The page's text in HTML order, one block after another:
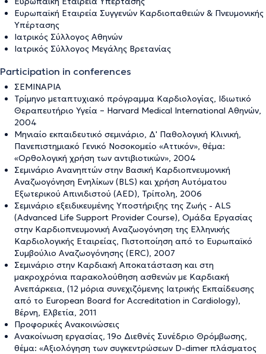
Ευρωπαϊκή Εταιρεία Συγγενών Καρδιοπαθειών & Πνευμονικής
Υπέρτασης
Ιατρικός Σύλλογος Αθηνών
Ιατρικός Σύλλογος Μεγάλης Βρετανίας
Participation in conferences
ΣΕΜΙΝΑΡΙΑ
Τρίμηνο μεταπτυχιακό πρόγραμμα Καρδιολογίας, Ιδιωτικό
Θεραπευτήριο Υγεία – Harvard Medical International Αθηνών,
2004
Μηνιαίο εκπαιδευτικό σεμινάριο, Δ' Παθολογική Κλινική,
Πανεπιστημιακό Γενικό Νοσοκομείο «Αττικόν», θέμα:
«Ορθολογική χρήση των αντιβιοτικών», 2004
Σεμινάριο Ανανηπτών στην Βασική Καρδιοπνευμονική
Αναζωογόνηση Ενηλίκων (BLS) και χρήση Αυτόματου
Εξωτερικού Απινιδιστού (AED), Τρίπολη, 2006
Σεμινάριο εξειδικευμένης Υποστήριξης της Ζωής - ΑLS
(Advanced Life Support Provider Course), Ομάδα Εργασίας
στην Καρδιοπνευμονική Αναζωογόνηση της Ελληνικής
Καρδιολογικής Εταιρείας, Πιστοποίηση από το Ευρωπαϊκό
Συμβούλιο Αναζωογόνησης (ERC), 2007
Σεμινάριο στην Καρδιακή Αποκατάσταση και στη
μακροχρόνια παρακολούθηση ασθενών με Καρδιακή
Ανεπάρκεια, (12 μόρια συνεχιζόμενης Ιατρικής Εκπαίδευσης
από το European Board for Accreditation in Cardiology),
Βέρνη, Ελβετία, 2011
Προφορικές Ανακοινώσεις
Ανακοίνωση εργασίας, 19ο Διεθνές Συνέδριο Θρόμβωσης,
θέμα: «Αξιολόγηση των συγκεντρώσεων D-dimer πλάσματος